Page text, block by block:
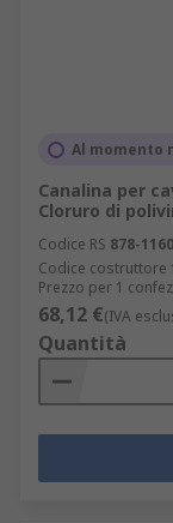
Al momento
Canalina per
Cloruro di
Codice RS 878-1160
Codice costruttore
Prezzo per 1
68,12 €(IVA
Quantità